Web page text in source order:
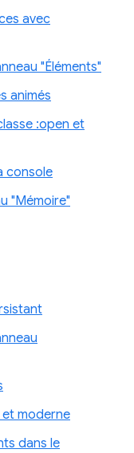
avec
"Éléments"
animés
:open et
console
"Mémoire"
et moderne
dans le